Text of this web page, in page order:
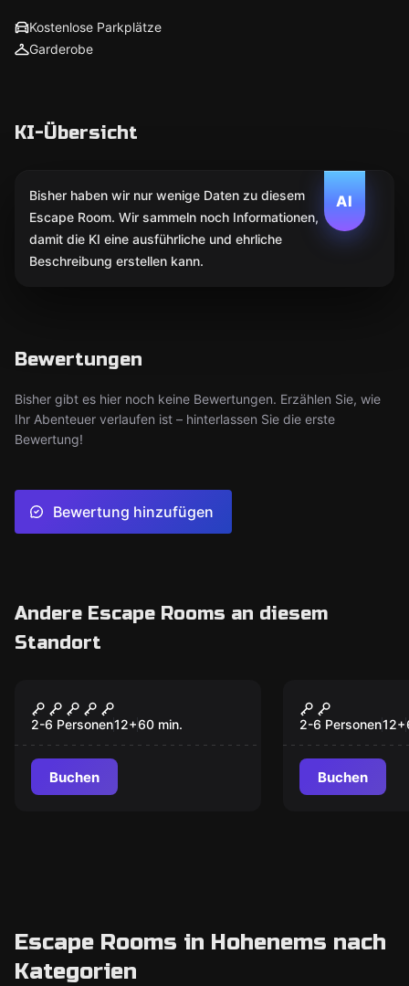
Kostenlose Parkplätze
Garderobe
KI-Übersicht
AI
Bisher haben wir nur wenige Daten zu diesem
Escape Room. Wir sammeln noch Informationen,
damit die KI eine ausführliche und ehrliche
Beschreibung erstellen kann.
Bewertungen
Bisher gibt es hier noch keine Bewertungen. Erzählen Sie, wie
Ihr Abenteuer verlaufen ist – hinterlassen Sie die erste
Bewertung!
Bewertung hinzufügen
Andere Escape Rooms an diesem
Standort
Barbossas Fluch
2-6 Personen12+60 min.
Buchen
Schloss
2-6 Personen12+
Buchen
Escape Rooms in Hohenems nach
Kategorien